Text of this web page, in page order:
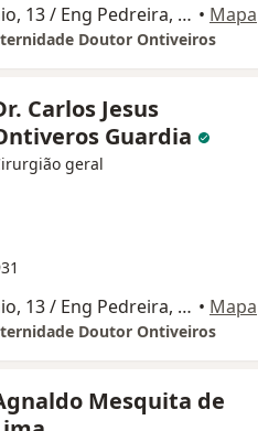
Estrada Sto Antonio, 13 / Eng Pedreira, Japeri • Mapa
Doutor Ontiveiros
Carlos Jesus
Guardia
geral
Estrada Sto Antonio, 13 / Eng Pedreira, Japeri • Mapa
Doutor Ontiveiros
Mesquita de